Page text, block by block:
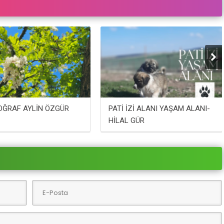
AYLİN ÖZGÜR
PATİ İZİ ALANI YAŞAM ALANI-
HİLAL GÜR